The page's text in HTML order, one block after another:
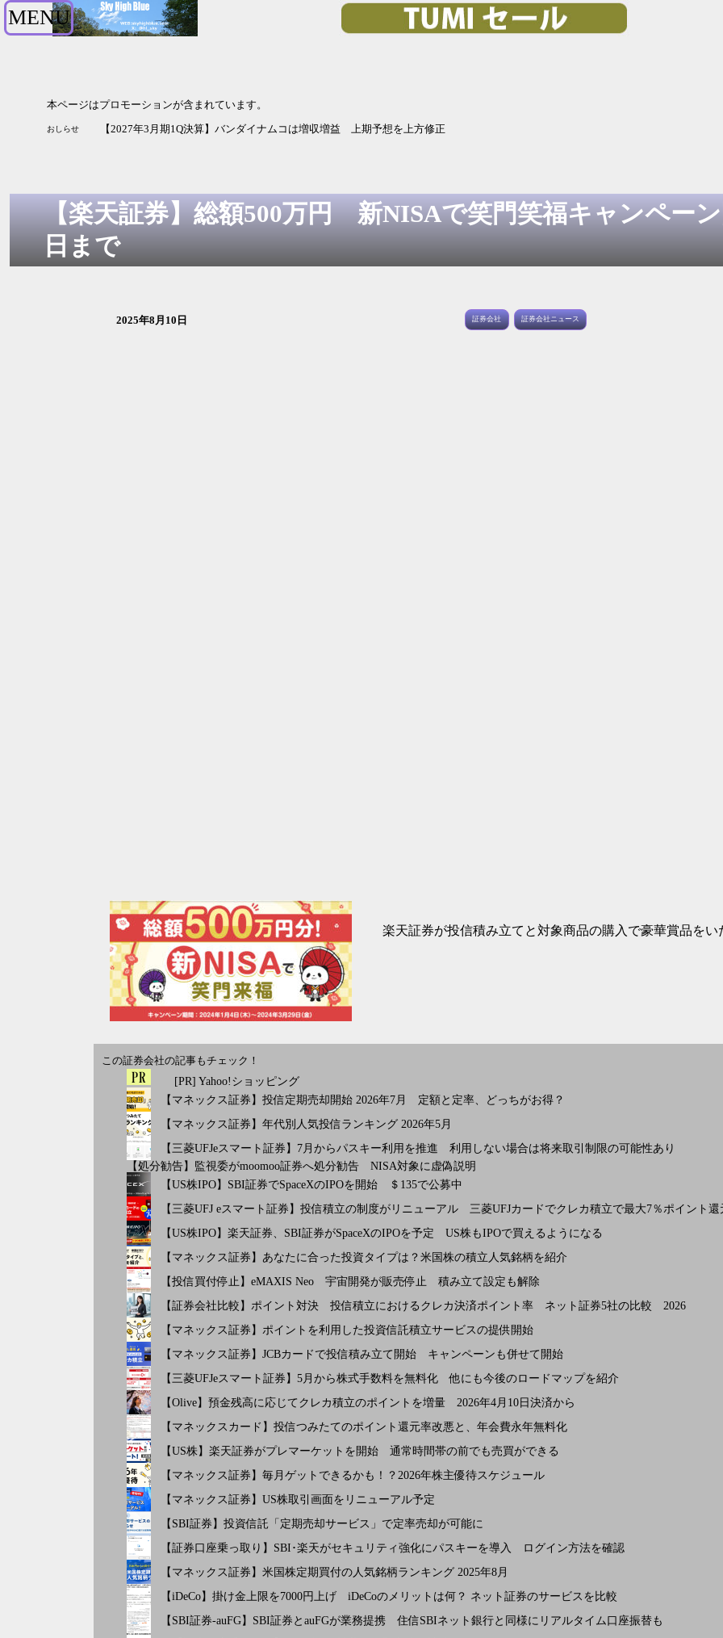
MENU
本ページはプロモーションが含まれています。
おしらせ 【2027年3月期1Q決算】バンダイナムコは増収増益 上期予想を上方修正
【楽天証券】総額500万円 新NISAで笑門笑福キャンペー
日まで
2025年8月10日 証券会社 証券会社ニュース
楽天証券が投信積み立てと対象商品の購入で豪華賞品を
この証券会社の記事もチェック！
[PR] Yahoo!ショッピング
【マネックス証券】投信定期売却開始 2026年7月 定額と定率、どっちがお得？
【マネックス証券】年代別人気投信ランキング 2026年5月
【三菱UFJeスマート証券】7月からパスキー利用を推進 利用しない場合は将来取引制限の可能性あり
【処分勧告】監視委がmoomoo証券へ処分勧告 NISA対象に虚偽説明
【US株IPO】SBI証券でSpaceXのIPOを開始 ＄135で公募中
【三菱UFJ eスマート証券】投信積立の制度がリニューアル 三菱UFJカードでクレカ積立で最大7％ポイント還
【US株IPO】楽天証券、SBI証券がSpaceXのIPOを予定 US株もIPOで買えるようになる
【マネックス証券】あなたに合った投資タイプは？米国株の積立人気銘柄を紹介
【投信買付停止】eMAXIS Neo 宇宙開発が販売停止 積み立て設定も解除
【証券会社比較】ポイント対決 投信積立におけるクレカ決済ポイント率 ネット証券5社の比較 2026
【マネックス証券】ポイントを利用した投資信託積立サービスの提供開始
【マネックス証券】JCBカードで投信積み立て開始 キャンペーンも併せて開始
【三菱UFJeスマート証券】5月から株式手数料を無料化 他にも今後のロードマップを紹介
【Olive】預金残高に応じてクレカ積立のポイントを増量 2026年4月10日決済から
【マネックスカード】投信つみたてのポイント還元率改悪と、年会費永年無料化
【US株】楽天証券がプレマーケットを開始 通常時間帯の前でも売買ができる
【マネックス証券】毎月ゲットできるかも！？2026年株主優待スケジュール
【マネックス証券】US株取引画面をリニューアル予定
【SBI証券】投資信託「定期売却サービス」で定率売却が可能に
【証券口座乗っ取り】SBI･楽天がセキュリティ強化にパスキーを導入 ログイン方法を確認
【マネックス証券】米国株定期買付の人気銘柄ランキング 2025年8月
【iDeCo】掛け金上限を7000円上げ iDeCoのメリットは何？ ネット証券のサービスを比較
【SBI証券-auFG】SBI証券とauFGが業務提携 住信SBIネット銀行と同様にリアルタイム口座振替も